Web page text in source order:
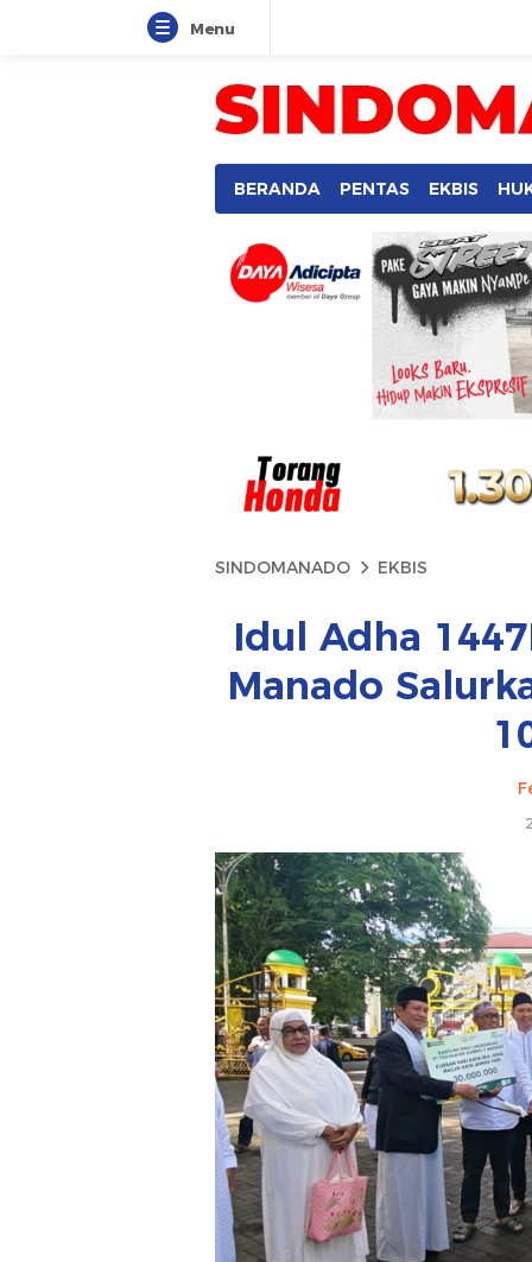
Menu
BERANDA PENTAS EKBIS
SINDOMANADO EKBIS
Idul Adha
Manado